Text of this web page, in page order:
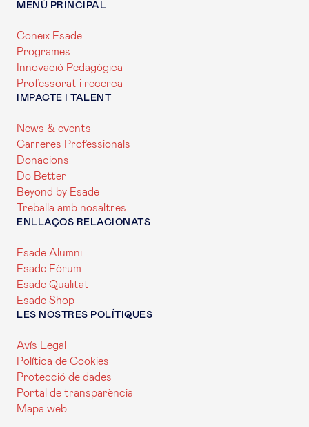
MENÚ PRINCIPAL
Coneix Esade
Programes
Innovació Pedagògica
Professorat i recerca
IMPACTE I TALENT
News & events
Carreres Professionals
Donacions
Do Better
Beyond by Esade
Treballa amb nosaltres
ENLLAÇOS RELACIONATS
Esade Alumni
Esade Fòrum
Esade Qualitat
Esade Shop
LES NOSTRES POLÍTIQUES
Avís Legal
Política de Cookies
Protecció de dades
Portal de transparència
Mapa web